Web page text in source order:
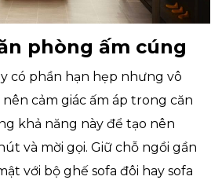
phòng ấm cúng
có phần hạn hẹp nhưng vô
cảm giác ấm áp trong căn
khả năng này để tạo nên
và mời gọi. Giữ chỗ ngồi gần
với bộ ghế sofa đôi hay sofa